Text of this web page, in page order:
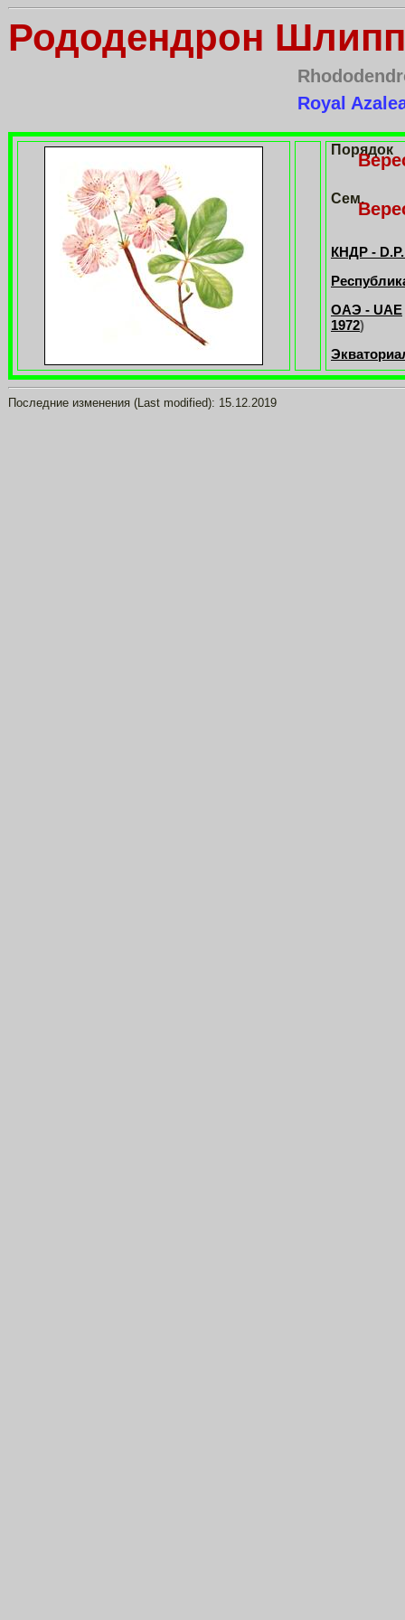
Рододендрон
Royal
Порядок
Сем.
КНДР -
ОАЭ - UAE
1972)
Последние изменения (Last modified): 15.12.2019